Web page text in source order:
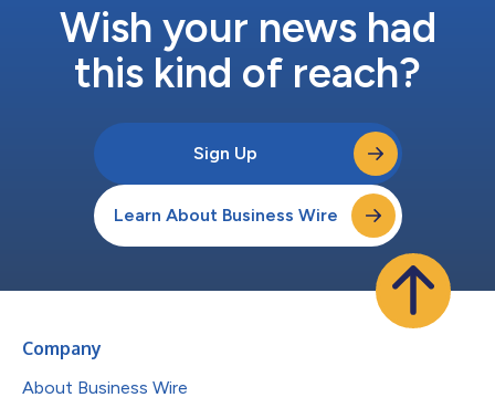
Wish your news had
this kind of reach?
Sign Up
Learn About Business Wire
Company
About Business Wire